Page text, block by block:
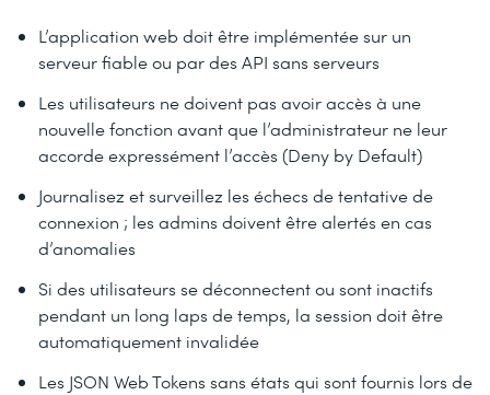
L’application web doit être implémentée sur un
serveur fiable ou par des API sans serveurs
Les utilisateurs ne doivent pas avoir accès à une
nouvelle fonction avant que l’administrateur ne leur
accorde expressément l’accès (Deny by Default)
Journalisez et surveillez les échecs de tentative de
connexion ; les admins doivent être alertés en cas
d’anomalies
Si des utilisateurs se déconnectent ou sont inactifs
pendant un long laps de temps, la session doit être
automatiquement invalidée
Les JSON Web Tokens sans états qui sont fournis lors de